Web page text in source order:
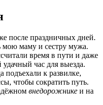
после праздничных дней.
мою маму и сестру мужа.
время в пути и даже
час для выезда.
подъехали к развилке,
чтобы сократить путь.
внедорожнике и на